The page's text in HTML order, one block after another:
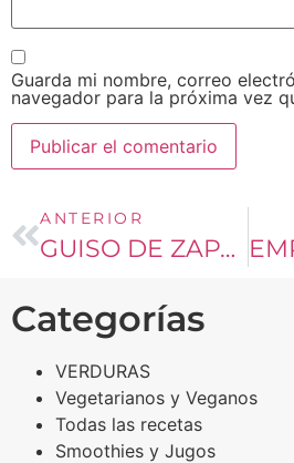
Guarda mi nombre, correo
navegador para la próxima vez
ANTERIOR
GUISO DE ZAPALLITOS, ZANAHORIA, COLIFLOR Y PAPAS
Categorías
VERDURAS
Vegetarianos y Veganos
Todas las recetas
Smoothies y Jugos